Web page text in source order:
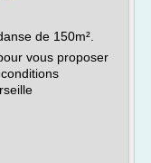
de 150m².
vous proposer